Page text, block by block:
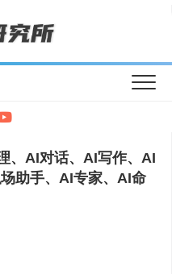
、AI对话、AI写作、AI
助手、AI专家、AI命